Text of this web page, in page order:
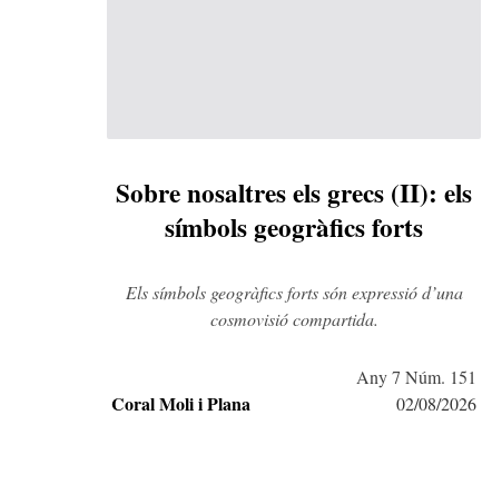
Sobre nosaltres els grecs (II): els
símbols geogràfics forts
Els símbols geogràfics forts són expressió d’una
cosmovisió compartida.
Coral Moli i Plana
Any 7 Núm. 151
02/08/2026